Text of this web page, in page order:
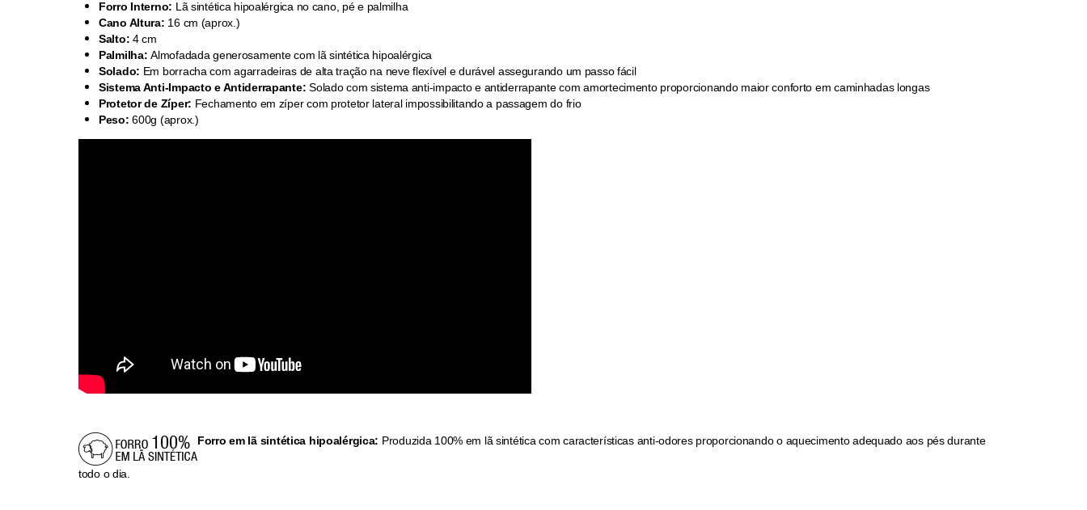
Forro Interno: Lã sintética hipoalérgica no cano, pé e palmilha
Cano Altura: 16 cm (aprox.)
Salto: 4 cm
Palmilha:Almofadada generosamente com lã sintética hipoalérgica
Solado: Em borracha com agarradeiras de alta tração na neve flexível e durável assegurando um passo fácil
Sistema Anti-Impacto e Antiderrapante: Solado com sistema anti-impacto e antiderrapante com amortecimento proporcionando maior conforto em caminhadas longas
Protetor de Zíper: Fechamento em zíper com protetor lateral impossibilitando a passagem do frio
Peso: 600g (aprox.)
Forro em lã sintética hipoalérgica: Produzida 100% em lã sintética com características anti-odores proporcionando o aquecimento adequado aos pés durante
todo o dia.